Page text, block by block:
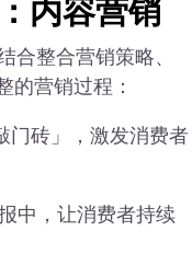
内容营销
整合营销策略、
的营销过程：
门砖」，激发消费者
中，让消费者持续